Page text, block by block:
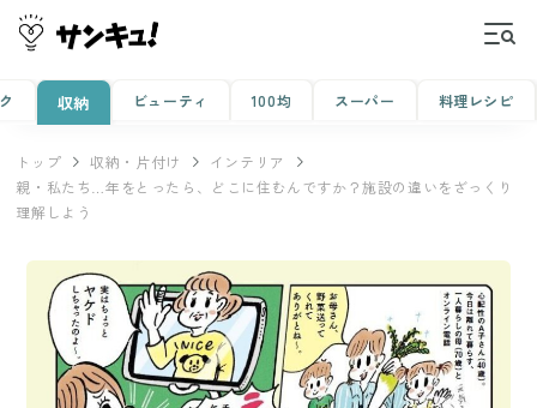
収納 ビューティ 100均 スーパー 料理レシピ
トップ 収納・片付け
インテリア
親・私たち…年をとったら、どこに住むんですか？施設の違いをざっくり
理解しよう